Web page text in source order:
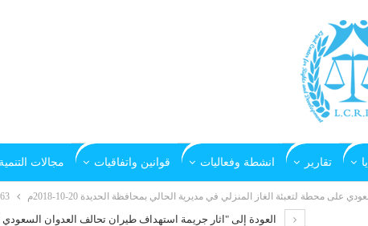
تقارير انشطة وفعاليات قوانين واتفاقيات مجالات التنمية
محطة لتعبئة الغاز المنزلي في مديرية الحالي بمحافظة الحديدة 20-10-2018م
العودة إلى "اثار جريمة استهداف طيران تحالف العدوان